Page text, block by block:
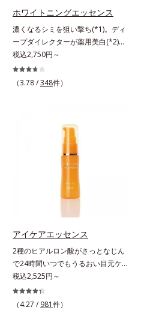
にワイルドタイムエキス(*5)が肌の
キメを整え、ブライトニングフィル
ター(*6)が光をコントロールして目
元のくすみを払い、透明感のある目
元へ整えます。メイクの上からでも
ＯＫだから、メイク直しのついでに
キリします。スキンケアにもメイク
直しにも使える、デジタルデバイス
が手放せない私たちにぴったりのア
イテムです。*1 肌の乾燥、キメの
乱れ*2 メイク効果による*3 乾燥に
よる*4 マッサージ効果による*5 乾
湿成分*6 ブライトニングフィルタ
ー（酸化チタン、シリカ、マイカ、
コン）= 仕上がり向上粉体
ホワイトニングエッセンス
濃くなるシミを狙い撃ち(*1)。ディ
ープダイレクターが薬用美白(*2)成
分を、肌の奥深く(*3)まで効かせる
美容液。しつこいシミの原因“詰ま
りメラニン(*1)”の生成を抑え、透明
ラニンが肌の奥(*3)で詰まっている
状態であることに着目。肌の奥の詰
まりにダイレクトに働きかける処方
を採用しました。ディープダイレク
ター（ヒメフウロエキス、スターフ
ルーツ葉エキス）が詰まりメラニン
美白成分・速効性ビタミンC誘導体
などの成分をシミの元へ届けます。
サラッとしているから、どのスキン
ケアとも相性抜群。一年中気持ちよ
く使える使用感です。*1 過剰に生
成されたメラニン *2 メラニンの生
成を抑え、シミ・ソバカスを防ぐ*3
税込2,750円～
（3.78 /348件）
アイケアエッセンス
2種のヒアルロン酸がさっとなじん
で24時間いつでもうるおい目元ケ
ア。メイクの上からもプラスオン
OK。「目元がカサつく、ハリがな
い、疲れて見える・・・」目元を見
税込2,525円～
（4.27 / 981件）